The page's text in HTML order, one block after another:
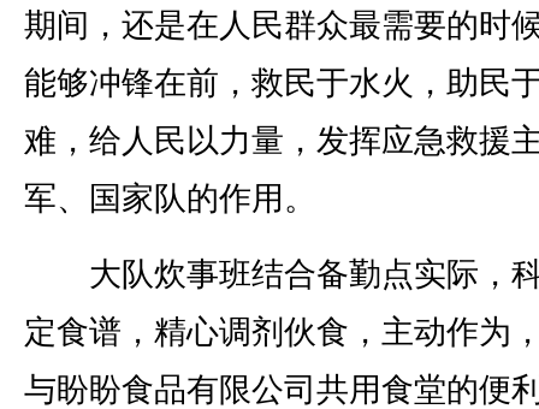
期间，还是在人民群众最需要的时
能够冲锋在前，救民于水火，助民
难，给人民以力量，发挥应急救援
军、国家队的作用。
大队炊事班结合备勤点实际，
定食谱，精心调剂伙食，主动作为
与盼盼食品有限公司共用食堂的便